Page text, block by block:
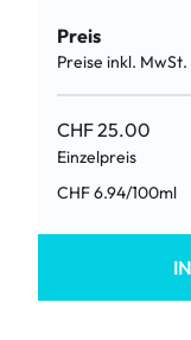
Preis
Preise inkl. MwSt.
CHF 25.00
Einzelpreis
CHF 6.94/100ml